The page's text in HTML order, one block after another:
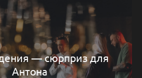
— сюрприз для
Антона